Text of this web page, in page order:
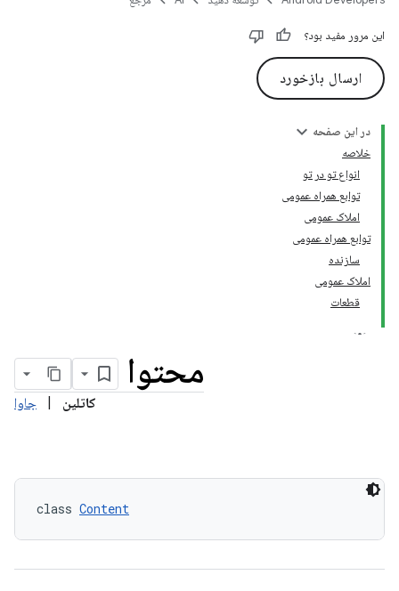
این مرور مفید بود؟
ارسال بازخورد
در این صفحه
خلاصه
انواع تو در تو
توابع همراه عمومی
املاک عمومی
توابع همراه عمومی
سازنده
املاک عمومی
قطعات
محتوا
کاتلین جاوا
class Content